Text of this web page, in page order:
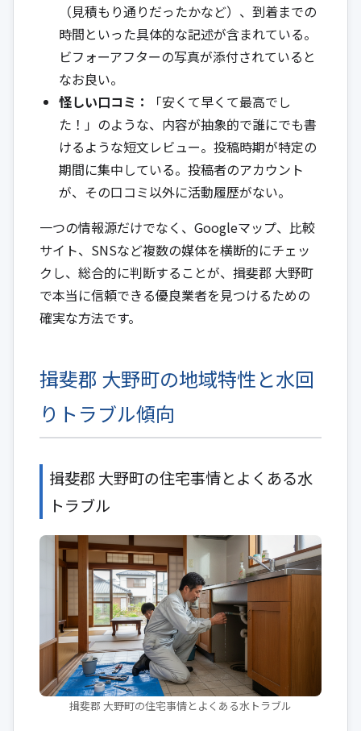
（見積もり通りだったかなど）、到着までの
時間といった具体的な記述が含まれている。
ビフォーアフターの写真が添付されていると
なお良い。
怪しい口コミ：
「安くて早くて最高でし
た！」のような、内容が抽象的で誰にでも書
けるような短文レビュー。投稿時期が特定の
期間に集中している。投稿者のアカウント
が、その口コミ以外に活動履歴がない。
一つの情報源だけでなく、Googleマップ、比較
サイト、SNSなど複数の媒体を横断的にチェッ
クし、総合的に判断することが、揖斐郡 大野町
で本当に信頼できる優良業者を見つけるための
確実な方法です。
揖斐郡 大野町の地域特性と水回
りトラブル傾向
揖斐郡 大野町の住宅事情とよくある水
トラブル
揖斐郡 大野町の住宅事情とよくある水トラブル